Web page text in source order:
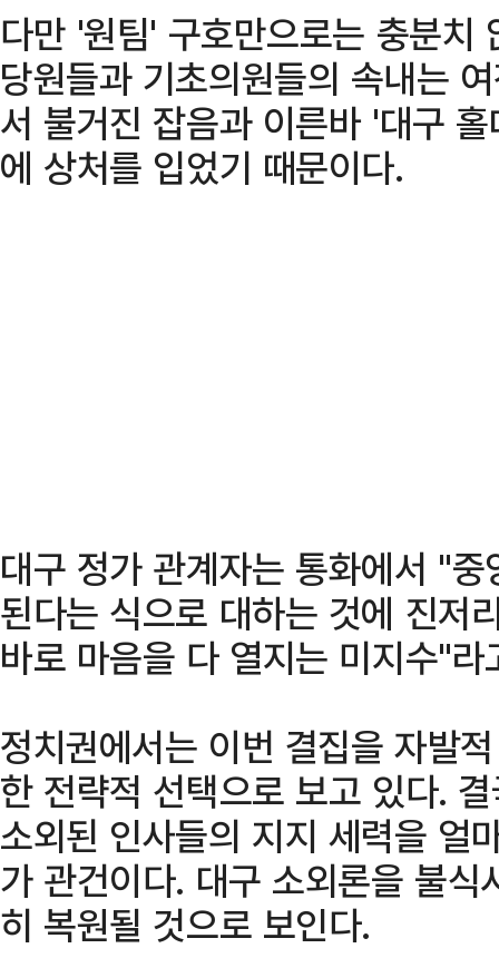
다만 '원팀' 구호만으로는 충분치
당원들과 기초의원들의 속내는
서 불거진 잡음과 이른바 '대구
에 상처를 입었기 때문이다.
대구 정가 관계자는 통화에서 "
된다는 식으로 대하는 것에 진저
바로 마음을 다 열지는 미지수"라
정치권에서는 이번 결집을 자발
한 전략적 선택으로 보고 있다.
소외된 인사들의 지지 세력을 얼
가 관건이다. 대구 소외론을 불
히 복원될 것으로 보인다.